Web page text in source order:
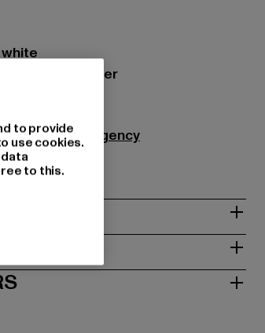
20% Polyester
info@themad.agency
| DE
to provide
use cookies.
to this.